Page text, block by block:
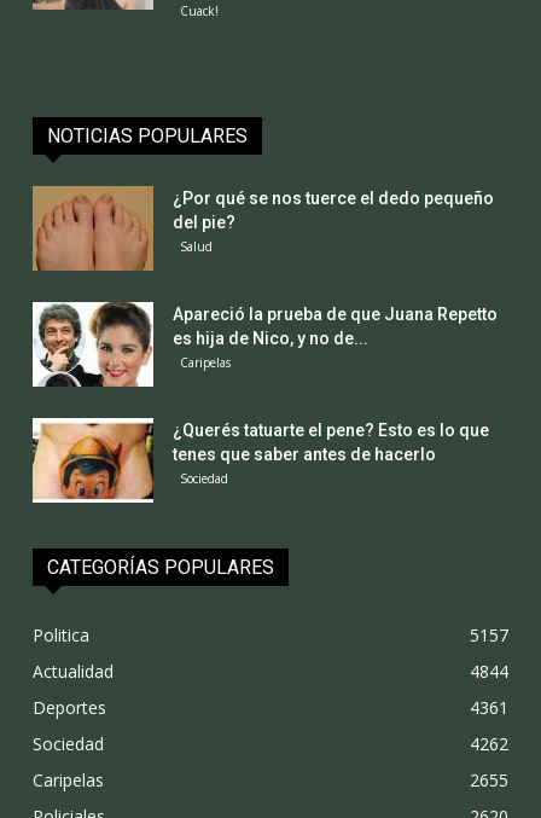
Cuack!
NOTICIAS POPULARES
¿Por qué se nos tuerce el dedo pequeño
del pie?
Salud
Apareció la prueba de que Juana Repetto
es hija de Nico, y no de...
Caripelas
¿Querés tatuarte el pene? Esto es lo que
tenes que saber antes de hacerlo
Sociedad
CATEGORÍAS POPULARES
Politica
5157
Actualidad
4844
Deportes
4361
Sociedad
4262
Caripelas
2655